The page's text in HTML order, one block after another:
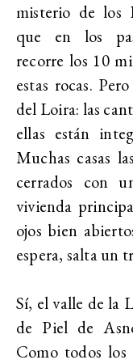
misterio de los
que en los
recorre los 10
estas rocas.
del Loira: las
ellas están
Muchas casas
cerrados con
vivienda
ojos bien
espera, salta un
Sí, el valle de la
de Piel de
Como todos los